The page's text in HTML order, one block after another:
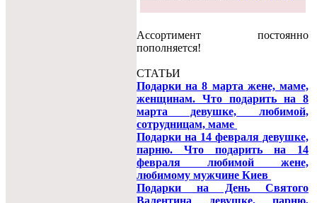
Ассортимент постоянно
пополняется!
СТАТЬИ
Подарки на 8 марта жене, маме,
женщинам. Что подарить на 8
марта девушке, любимой,
сотрудницам, маме
Подарки на 14 февраля девушке,
парню. Что подарить на 14
февраля любимой жене,
любимому мужчине Киев
Подарки на День Святого
Валентина девушке, парню,